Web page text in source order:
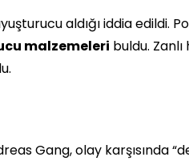
aldığı iddia edildi.
malzemeleri buldu. Zanlı
Gang, olay karşısında